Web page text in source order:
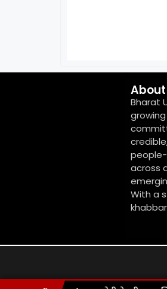
About
Bharat
across
With a